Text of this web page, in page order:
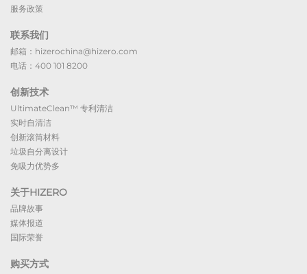
服务政策
联系我们
邮箱：hizerochina@hizero.com
电话：400 101 8200
创新技术
UltimateClean™ 专利清洁
实时自清洁
创新滚筒材料
垃圾自分离设计
免吸力优势多
关于HIZERO
品牌故事
媒体报道
国际荣誉
购买方式